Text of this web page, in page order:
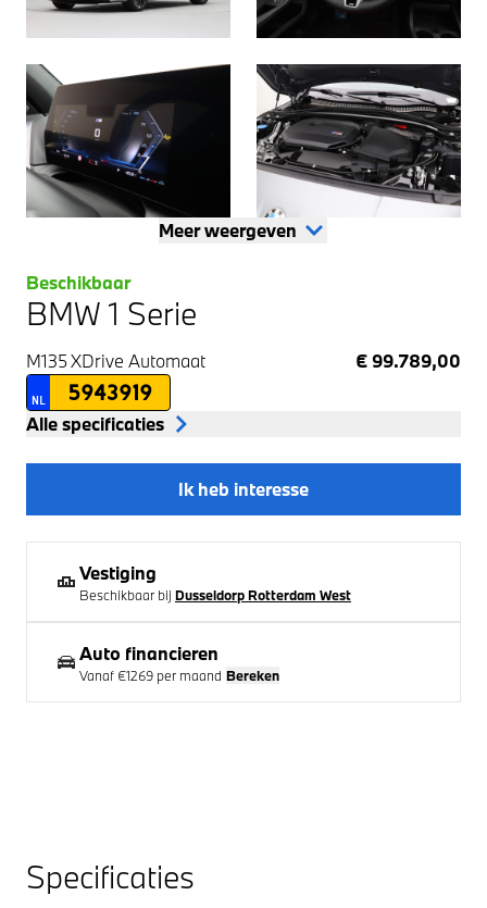
Meer weergeven
Beschikbaar
BMW 1 Serie
M135 XDrive Automaat € 99.789,00
NL 5943919
Alle specificaties
Ik heb interesse
Vestiging
Beschikbaar bij Dusseldorp Rotterdam West
Auto financieren
Vanaf €1269 per maand Bereken
Specificaties